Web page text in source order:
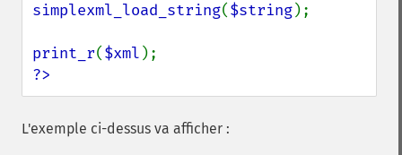
simplexml_load_string($string);
print_r($xml
?>
L'exemple ci-dessus va afficher :